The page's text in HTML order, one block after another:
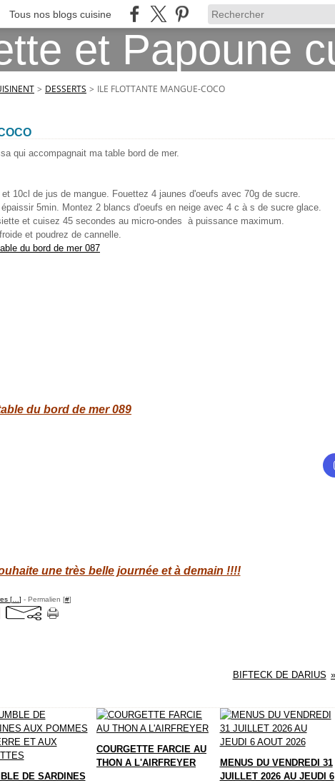
Tous nos blogs cuisine
> DESSERTS > ILE FLOTTANTE MANGUE-COCO
qui accompagnait ma table bord de mer.
10cl de jus de mangue. Fouettez 4 jaunes d'oeufs avec 70g de sucre.
5min. Montez 2 blancs d'oeufs en neige avec 4 c à s de sucre glace.
et cuisez 45 secondes au micro-ondes à puissance maximum.
et poudrez de cannelle.
une très belle journée et à demain !!!!
[ ] - Permalien [#]
BIFTECK DE DARIUS
DE SARDINES
COURGETTE FARCIE AU
THON A L'AIRFREYER
MENUS DU VENDREDI 31
JUILLET 2026 AU JEUDI 6